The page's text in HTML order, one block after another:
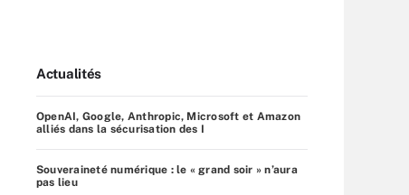
Actualités
OpenAI, Google, Anthropic, Microsoft et Amazon
alliés dans la sécurisation des I
Souveraineté numérique : le « grand soir » n’aura
pas lieu